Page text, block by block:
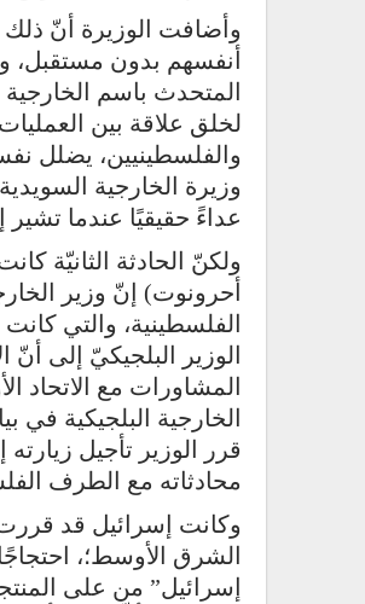
وأضافت الوزيرة أنّ
أنفسهم بدون مستقبل،
المتحدث باسم
لخلق علاقة بين
والفلسطينيين، يضلل
وزيرة الخارجية
عداءً حقيقيًا عندما
ولكنّ الحادثة الثانيّة
أحرونوت) إنّ وزير
الفلسطينية، والتي
الوزير البلجيكيّ إلى أنّ
المشاورات مع
الخارجية البلجيكية في
قرر الوزير تأجيل
محادثاته مع الطرف
وكانت إسرائيل قد
الشرق الأوسط؛،
إسرائيل” من على